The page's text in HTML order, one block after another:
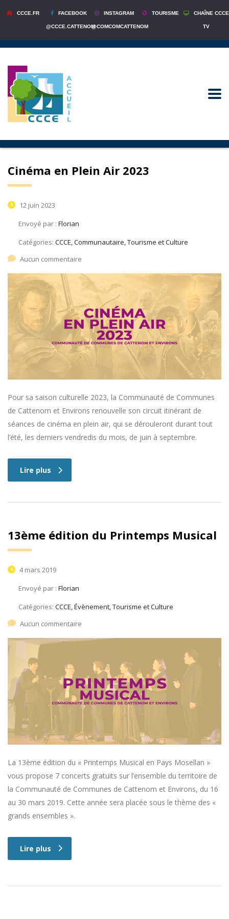
CCCE.FR FACEBOOK
@CCCE.CATTENOM
INSTAGRAM
@COMCOMCATTENOM
TOURISME CHAÎNE CCCE
TV
Cinéma en Plein Air 2023
12 juin 2023
Envoyé par : Florian
Catégories: CCCE, Communautaire, Tourisme et Culture
Aucun commentaire
Pour sa saison culturelle 2023, la Communauté de Communes
de Cattenom et Environs renouvelle son circuit itinérant de
séances de cinéma en plein air, qui se dérouleront durant tout
l’été, les derniers vendredis du mois, de juin à septembre.
Lire plus
13ème édition du Printemps Musical
4 mars 2019
Envoyé par : Florian
Catégories: CCCE, Évènement, Tourisme et Culture
Aucun commentaire
La 13ème édition du « Printemps Musical en Pays Mosellan »
vous propose 7 concerts gratuits sur l’ensemble du territoire de
la Communauté de Communes de Cattenom et Environs, du 16
au 30 mars 2019. Cette année sera placée sous le thème des «
grands ensembles ».
Lire plus